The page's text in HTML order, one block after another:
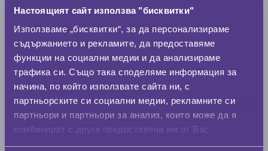
Настоящият сайт използва "бисквитки"
Използваме „бисквитки“, за да персонализираме
съдържанието и рекламите, да предоставяме
функции на социални медии и да анализираме
трафика си. Също така споделяме информация за
начина, по който използвате сайта ни, с
партньорските си социални медии, рекламните си
партньори и партньори за анализ, които може да я
комбинират с друга предоставена им от Вас
Нов размер
Стар размер